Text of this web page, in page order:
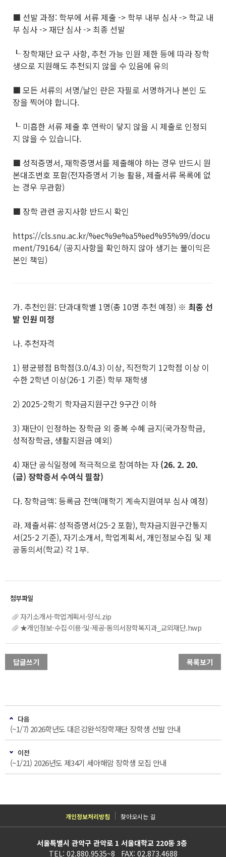
■ 선발 과정: 학부에 서류 제출 -> 학부 내부 심사 -> 학교 내
부 심사 -> 재단 심사 -> 최종 선발
┖ 장학재단 요구 사항, 추천 가능 인원 제한 등에 따라 장학
생으로 지원해도 추천되지 않을 수 있음에 유의
■ 모든 서류의 서명/날인 란은 자필로 서명하거나 본인 도
장을 찍어야 합니다.
┖ 미흡한 서류 제출 후 연락이 닿지 않을 시 제출로 인정되
지 않을 수 있습니다.
■ 성적증명서, 재학증명서를 제출해야 하는 경우 반드시 원
본대조번호 포함(전자증명서 기능 활용, 제출서류 목록에 없
는 경우 무관함)
■ 장학 관련 공지사항 반드시 확인
https://cls.snu.ac.kr/%ec%9e%a5%ed%95%99/docu
ment/79164/ (공지사항을 확인하지 않아 생기는 불이익은
본인 책임)
가. 추천인원: 단과대학별 1명(총 10명 추천 예정) ※ 최종 선
발 인원 미정
나. 추천자격
1) 평균평점 B학점(3.0/4.3) 이상, 직전학기 12학점 이상 이
수한 2학년 이상(26-1 기준) 학부 재학생
2) 2025-2학기 학자금지원구간 9구간 이하
3) 재단이 인정하는 장학금 외 중복 수혜 금지(국가장학금,
성적장학금, 생활지원금 예외)
4) 재단 공식일정에 적극적으로 참여하는 자 (26. 2. 20.
(금) 장학증서 수여식 필참)
다. 장학금액: 등록금 전액(매학기 계속지원여부 심사 예정)
라. 제출서류: 성적증명서(25-2 포함), 학자금지원구간통지
서(25-2 기준), 자기소개서, 학업계획서, 개인정보수집 및 제
공동의서(학교) 각 1부.
자기소개서-학업계획서-양식.zip
★개인정보-수집·이용-및-제공-동의서장학복지과_교외재단.hwp
답글쓰기 목록보기
다음
(~1/7) 2026학년도 대은강완석장학재단 장학생 선발 안내
이전
(~1/21) 2026년도 제34기 세아해암 장학생 모집 안내
개인정보처리방침 찾아오시는 길
서울특별시 관악구 관악로 1 서울대학교 220동 3층
TEL: 02.880.9535~8 FAX: 02.873.4688